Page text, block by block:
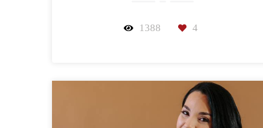
1388 4